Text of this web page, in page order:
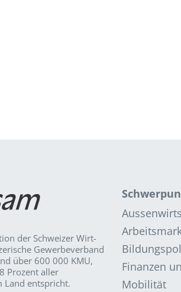
der Schweizer Wirt­
Gewerbeverband
über 600 000 KMU,
Prozent aller
Land entspricht.
Finanzen
Mobilität